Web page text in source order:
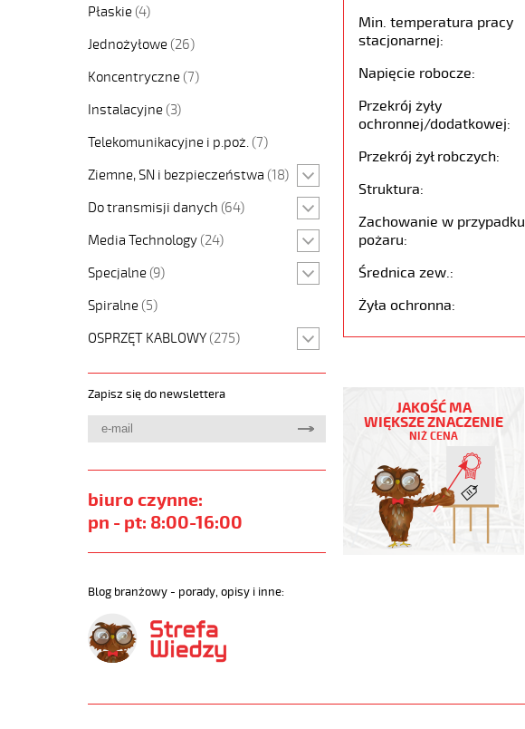
Płaskie (4)
Jednożyłowe (26)
Koncentryczne (7)
Instalacyjne (3)
Telekomunikacyjne i p.poż. (7)
Ziemne, SN i bezpieczeństwa (18)
Do transmisji danych (64)
Media Technology (24)
Specjalne (9)
Spiralne (5)
OSPRZĘT KABLOWY (275)
Zapisz się do newslettera
biuro czynne:
pn - pt: 8:00-16:00
Blog branżowy - porady, opisy i inne:
Min. temperatura pracy
stacjonarnej:
Napięcie robocze:
Przekrój żyły
ochronnej/dodatkowej:
Przekrój żył robczych:
Struktura:
Zachowanie w przypadku
pożaru:
Średnica zew.:
Żyła ochronna:
5G1,5
300/500V
kolorowe,
z1z1-
JAKOŚĆ MA
WIĘKSZE ZNACZENIE
NIŻ CENA